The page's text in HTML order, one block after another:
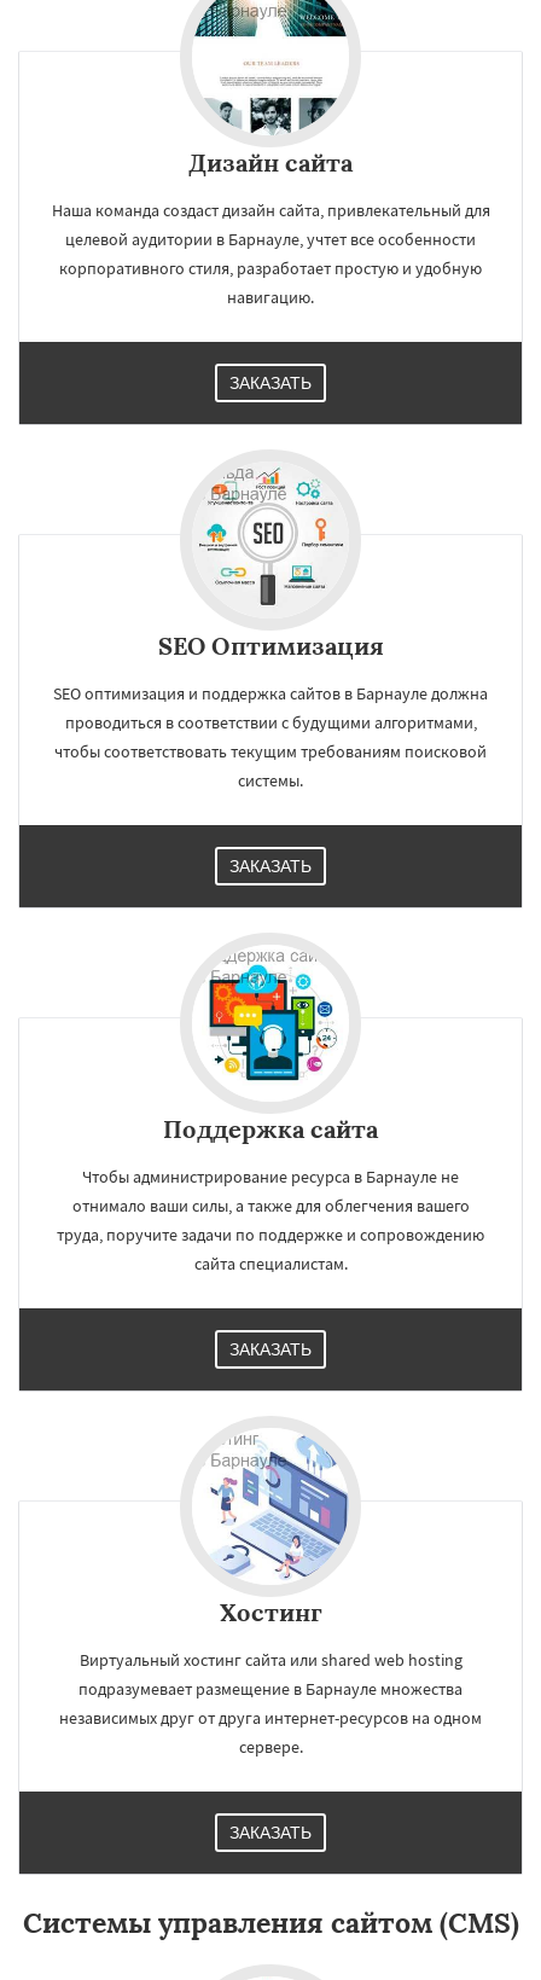
регионам
×
Дизайн сайта
Наша команда создаст дизайн сайта, привлекательный для
целевой аудитории в Барнауле, учтет все особенности
корпоративного стиля, разработает простую и удобную
навигацию.
ЗАКАЗАТЬ
SEO Оптимизация
SEO оптимизация и поддержка сайтов в Барнауле должна
проводиться в соответствии с будущими алгоритмами,
чтобы соответствовать текущим требованиям поисковой
системы.
ЗАКАЗАТЬ
Поддержка сайта
Чтобы администрирование ресурса в Барнауле не
отнимало ваши силы, а также для облегчения вашего
труда, поручите задачи по поддержке и сопровождению
сайта специалистам.
ЗАКАЗАТЬ
Хостинг
Виртуальный хостинг сайта или shared web hosting
подразумевает размещение в Барнауле множества
независимых друг от друга интернет-ресурсов на одном
сервере.
ЗАКАЗАТЬ
Системы управления сайтом (CMS)
×